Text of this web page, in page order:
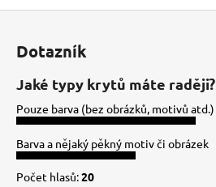
Dotazník
Jaké typy krytů máte raději?
Pouze barva (bez obrázků, motivů atd.)
Barva a nějaký pěkný motiv či obrázek
Počet hlasů:20